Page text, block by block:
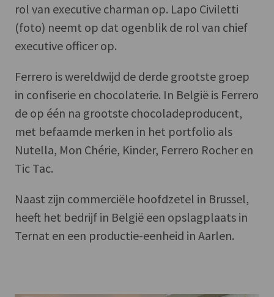
rol van executive charman op. Lapo Civiletti
(foto) neemt op dat ogenblik de rol van chief
executive officer op.
Ferrero is wereldwijd de derde grootste groep
in confiserie en chocolaterie. In België is Ferrero
de op één na grootste chocoladeproducent,
met befaamde merken in het portfolio als
Nutella, Mon Chérie, Kinder, Ferrero Rocher en
Tic Tac.
Naast zijn commerciële hoofdzetel in Brussel,
heeft het bedrijf in België een opslagplaats in
Ternat en een productie-eenheid in Aarlen.